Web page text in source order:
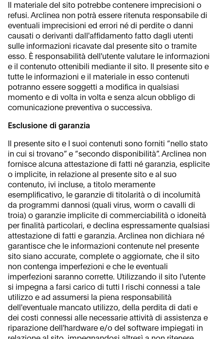
Il materiale del sito potrebbe contenere imprecisioni o
refusi. Arclinea non potrà essere ritenuta responsabile di
eventuali imprecisioni ed errori né di perdite o danni
causati o derivanti dall'affidamento fatto dagli utenti
sulle informazioni ricavate dal presente sito o tramite
esso. È responsabilità dell'utente valutare le informazioni
e il contenuto ottenibili mediante il sito. Il presente sito e
tutte le informazioni e il materiale in esso contenuti
potranno essere soggetti a modifica in qualsiasi
momento e di volta in volta e senza alcun obbligo di
comunicazione preventiva o successiva.
Esclusione di garanzia
Il presente sito e I suoi contenuti sono forniti “nello stato
in cui si trovano” e “secondo disponibilità”. Arclinea non
fornisce alcuna attestazione di fatti né garanzia, esplicite
o implicite, in relazione al presente sito e al suo
contenuto, ivi incluse, a titolo meramente
esemplificativo, le garanzie di titolarità o di incolumità
da programmi dannosi (quali virus, worm o cavalli di
troia) o garanzie implicite di commerciabilità o idoneità
per finalità particolari, e declina espressamente qualsiasi
attestazione di fatti e garanzia. Arclinea non dichiara né
garantisce che le informazioni contenute nel presente
sito siano accurate, complete o aggiornate, che il sito
non contenga imperfezioni e che le eventuali
imperfezioni saranno corrette. Utilizzando il sito l'utente
si impegna a farsi carico di tutti I rischi connessi a tale
utilizzo e ad assumersi la piena responsabilità
dell'eventuale mancato utilizzo, della perdita di dati e
dei costi connessi alle necessarie attività di assistenza e
riparazione dell'hardware e/o del software impiegati in